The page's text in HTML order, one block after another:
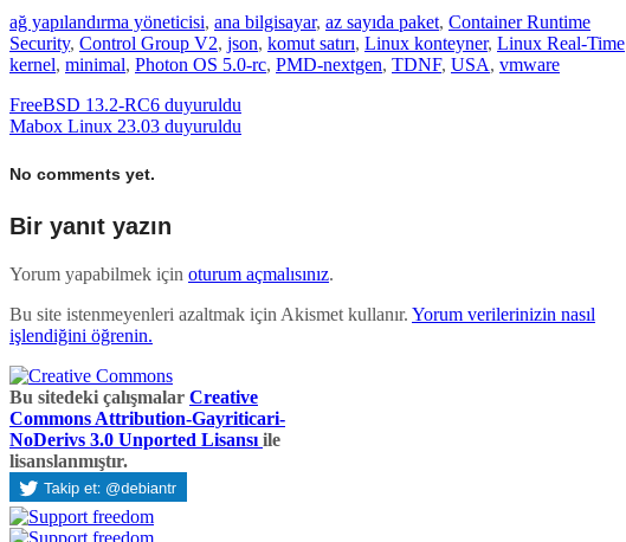
ağ yapılandırma yöneticisi, ana bilgisayar, az sayıda paket, Container Runtime
Security, Control Group V2, json, komut satırı, Linux konteyner, Linux Real-Time
kernel, minimal, Photon OS 5.0-rc, PMD-nextgen, TDNF, USA, vmware
FreeBSD 13.2-RC6 duyuruldu
Mabox Linux 23.03 duyuruldu
No comments yet.
Bir yanıt yazın
Yorum yapabilmek için oturum açmalısınız.
Bu site istenmeyenleri azaltmak için Akismet kullanır. Yorum verilerinizin nasıl
işlendiğini öğrenin.
Bu sitedeki çalışmalar Creative
Commons Attribution-Gayriticari-
NoDerivs 3.0 Unported Lisansı ile
lisanslanmıştır.